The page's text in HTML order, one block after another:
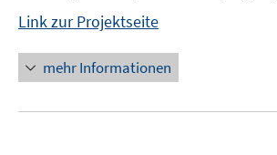
Link zur Projektseite
mehr Informationen